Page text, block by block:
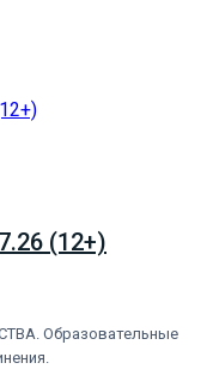
(12+)
Образовательные